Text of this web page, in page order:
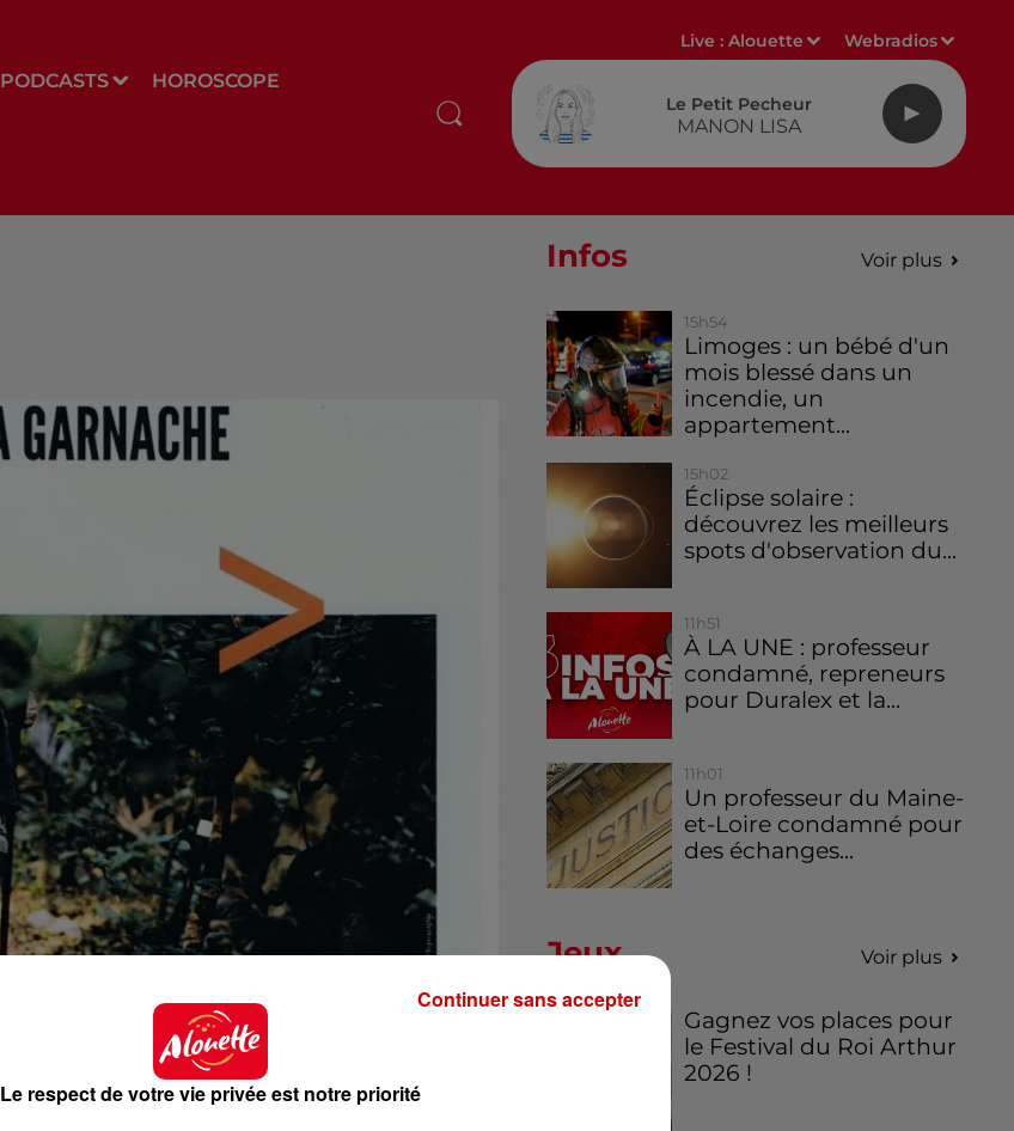
PODCASTS HOROSCOPE
Live :Alouette Webradios
Le Petit Pecheur
MANON LISA
Infos Voir plus
15h54
Limoges : un bébé d'un
mois blessé dans un
incendie, un
appartement...
15h02
Éclipse solaire :
découvrez les meilleurs
spots d'observation du...
11h51
À LA UNE : professeur
condamné, repreneurs
pour Duralex et la...
11h01
Un professeur du Maine-
et-Loire condamné pour
des échanges...
Jeux Voir plus
Gagnez vos places pour
le Festival du Roi Arthur
2026 !
Le respect de votre vie privée est notre priorité
Continuer sans accepter